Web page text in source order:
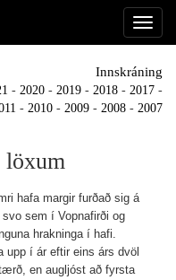
Innskráning
- 2020 - 2019 - 2018 - 2017 -
- 2010 - 2009 - 2008 - 2007
löxum
hafa margir furðað sig á
sem í Vopnafirði og
hrakninga í hafi.
upp í ár eftir eins árs dvöl
en augljóst að fyrsta